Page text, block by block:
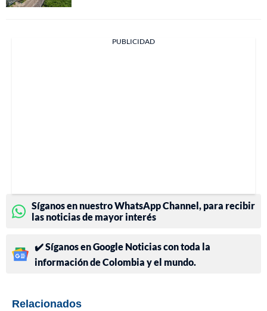
PUBLICIDAD
Síganos en nuestro WhatsApp Channel, para recibir
las noticias de mayor interés
✔️ Síganos en Google Noticias con toda la
información de Colombia y el mundo.
Relacionados